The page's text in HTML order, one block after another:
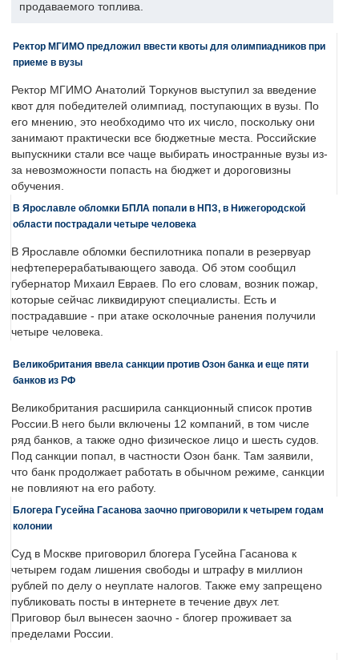
продаваемого топлива.
Ректор МГИМО предложил ввести квоты для олимпиадников при
приеме в вузы
Ректор МГИМО Анатолий Торкунов выступил за введение
квот для победителей олимпиад, поступающих в вузы. По
его мнению, это необходимо что их число, поскольку они
занимают практически все бюджетные места. Российские
выпускники стали все чаще выбирать иностранные вузы из-
за невозможности попасть на бюджет и дороговизны
обучения.
В Ярославле обломки БПЛА попали в НПЗ, в Нижегородской
области пострадали четыре человека
В Ярославле обломки беспилотника попали в резервуар
нефтеперерабатывающего завода. Об этом сообщил
губернатор Михаил Евраев. По его словам, возник пожар,
которые сейчас ликвидируют специалисты. Есть и
пострадавшие - при атаке осколочные ранения получили
четыре человека.
Великобритания ввела санкции против Озон банка и еще пяти
банков из РФ
Великобритания расширила санкционный список против
России.В него были включены 12 компаний, в том числе
ряд банков, а также одно физическое лицо и шесть судов.
Под санкции попал, в частности Озон банк. Там заявили,
что банк продолжает работать в обычном режиме, санкции
не повлияют на его работу.
Блогера Гусейна Гасанова заочно приговорили к четырем годам
колонии
Суд в Москве приговорил блогера Гусейна Гасанова к
четырем годам лишения свободы и штрафу в миллион
рублей по делу о неуплате налогов. Также ему запрещено
публиковать посты в интернете в течение двух лет.
Приговор был вынесен заочно - блогер проживает за
пределами России.